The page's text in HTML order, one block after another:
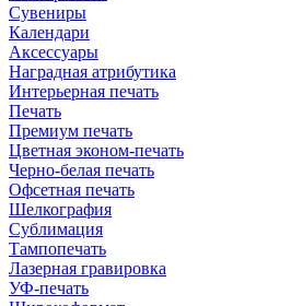
Сувениры
Календари
Аксессуары
Наградная атрибутика
Интерьерная печать
Печать
Премиум печать
Цветная эконом-печать
Черно-белая печать
Офсетная печать
Шелкография
Сублимация
Тампопечать
Лазерная гравировка
УФ-печать